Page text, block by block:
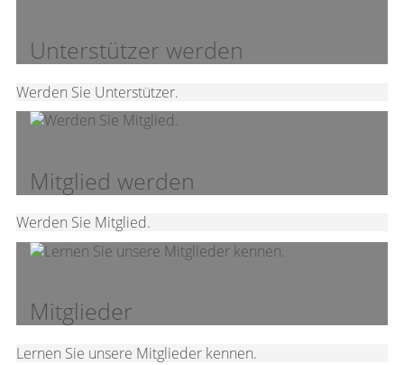
Unterstützer werden
Werden Sie Unterstützer.
Mitglied werden
Werden Sie Mitglied.
Mitglieder
Lernen Sie unsere Mitglieder kennen.